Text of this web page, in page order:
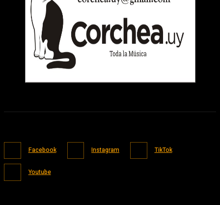
Facebook Instagram TikTok
Youtube